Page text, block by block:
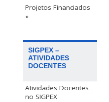
Projetos Financiados
»
SIGPEX –
ATIVIDADES
DOCENTES
Atividades Docentes
no SIGPEX